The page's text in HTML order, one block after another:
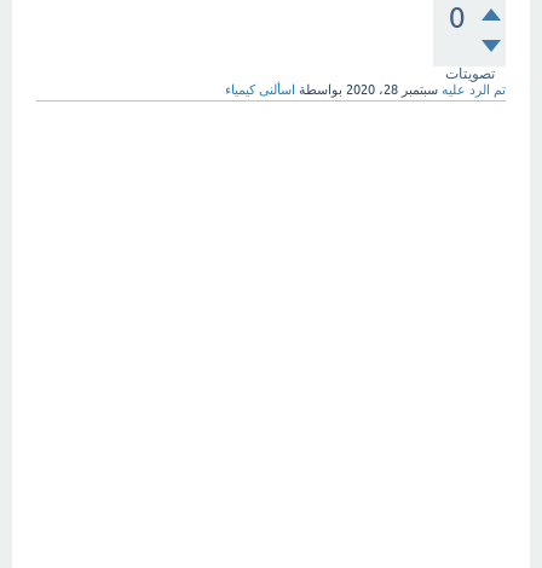
0
تصويتات
تم الرد عليه سبتمبر 28، 2020 بواسطة اسألنى كيمياء